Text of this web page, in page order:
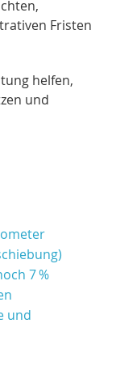
Fristen
helfen,
und
7 %
und